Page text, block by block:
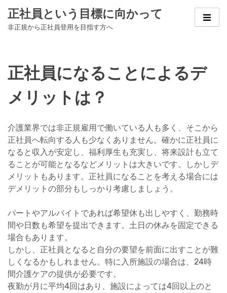
content
正社員という目標に向かって
非正規から正社員登用を目指す方へ
正社員になることによるデ
メリットは？
介護業界では非正規雇用で働いている人も多く、そこから
正社員へ転向する人も少なくありません。確かに正社員に
なると収入が安定し、福利厚生も充実し、将来設計も立て
ることが可能となるなどメリットは大きいです。しかしデ
メリットもあります。正社員になることを考える場合には
デメリットの部分もしっかり考慮しましょう。
パートやアルバイトであれば希望休も出しやすく、勤務時
間や日数も希望を提出できます。土日の休みを固定できる
場合もあります。
しかし、正社員となると自分の要望を前面に出すことが難
しくなるかもしれません。特に入所施設の場合は、24時
間介護ケアの提供が必要です。
夜勤が月に平均4回はあり、施設によっては4回以上のと